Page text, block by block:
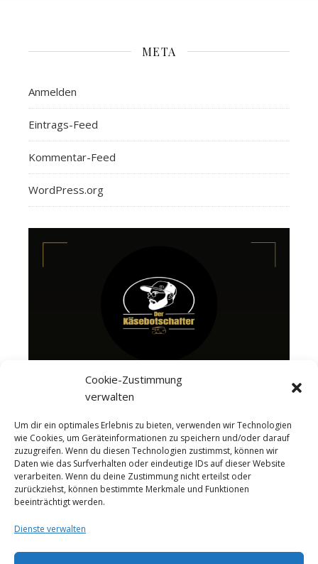
Cookie-Zustimmung
verwalten
Um dir ein optimales Erlebnis zu bieten, verwenden wir Technologien
wie Cookies, um Geräteinformationen zu speichern und/oder darauf
zuzugreifen. Wenn du diesen Technologien zustimmst, können wir
Daten wie das Surfverhalten oder eindeutige IDs auf dieser Website
verarbeiten. Wenn du deine Zustimmung nicht erteilst oder
zurückziehst, können bestimmte Merkmale und Funktionen
beeinträchtigt werden.
Dienste verwalten
META
Anmelden
Eintrags-Feed
Kommentar-Feed
WordPress.org